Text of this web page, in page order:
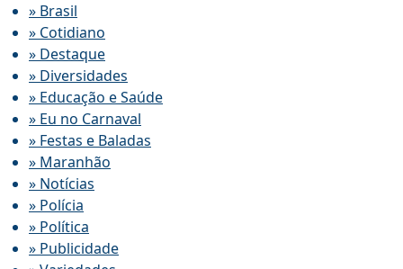
» Brasil
» Cotidiano
» Destaque
» Diversidades
» Educação e Saúde
» Eu no Carnaval
» Festas e Baladas
» Maranhão
» Notícias
» Polícia
» Política
» Publicidade